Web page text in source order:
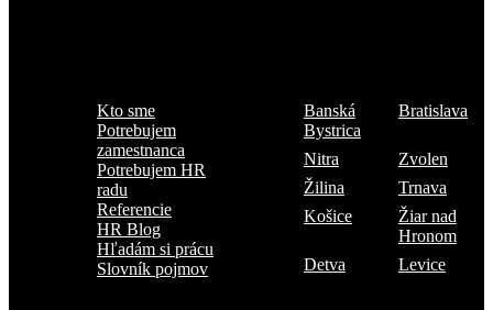
Kto sme
Potrebujem
zamestnanca
Potrebujem HR
radu
Referencie
HR Blog
Hľadám si prácu
Slovník pojmov
Banská
Bystrica
Bratislava
Nitra
Zvolen
Žilina
Trnava
Košice
Žiar nad
Hronom
Detva
Levice